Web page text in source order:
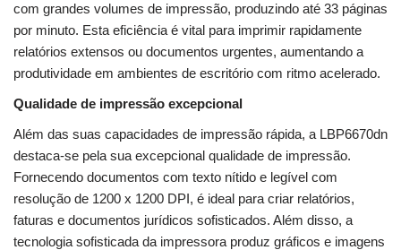
com grandes volumes de impressão, produzindo até 33 páginas
por minuto. Esta eficiência é vital para imprimir rapidamente
relatórios extensos ou documentos urgentes, aumentando a
produtividade em ambientes de escritório com ritmo acelerado.
Qualidade de impressão excepcional
Além das suas capacidades de impressão rápida, a LBP6670dn
destaca-se pela sua excepcional qualidade de impressão.
Fornecendo documentos com texto nítido e legível com
resolução de 1200 x 1200 DPI, é ideal para criar relatórios,
faturas e documentos jurídicos sofisticados. Além disso, a
tecnologia sofisticada da impressora produz gráficos e imagens